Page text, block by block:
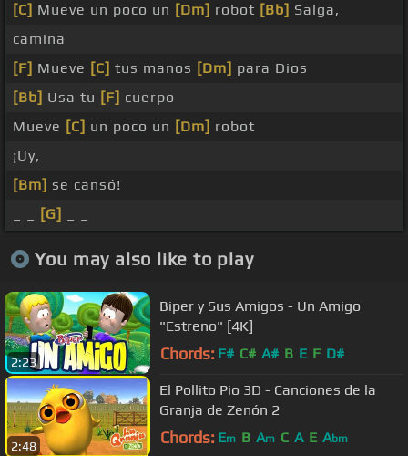
[C] Mueve un poco un [Dm] robot [Bb] Salga,
camina
[F] Mueve [C] tus manos [Dm] para Dios
[Bb] Usa tu [F] cuerpo
Mueve [C] un poco un [Dm] robot
¡Uy,
[Bm] se cansó!
[G]
You may also like to play
2:23
Biper y Sus Amigos - Un Amigo
"Estreno" [4K]
Chords: F# C# A# B E F D#
2:48
El Pollito Pio 3D - Canciones de la
Granja de Zenón 2
Chords: Em B Am C A E Abm